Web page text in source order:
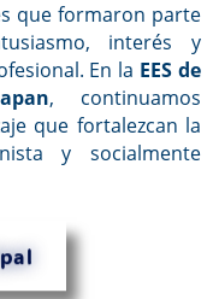
que formaron parte
interés y
En la EES de
, continuamos
que fortalezcan la
y socialmente